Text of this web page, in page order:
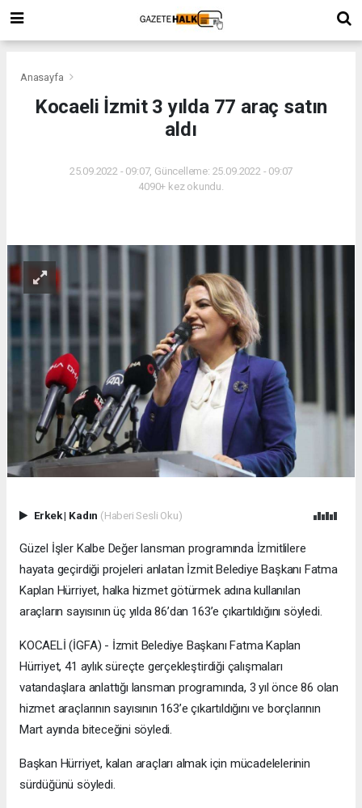
Anasayfa
Kocaeli İzmit 3 yılda 77 araç satın
aldı
25.09.2022 - 09:07, Güncelleme: 25.09.2022 - 09:07
4090+ kez okundu.
Erkek| Kadın (Haberi Sesli Oku)
Güzel İşler Kalbe Değer lansman programında İzmitlilere
hayata geçirdiği projeleri anlatan İzmit Belediye Başkanı Fatma
Kaplan Hürriyet, halka hizmet götürmek adına kullanılan
araçların sayısının üç yılda 86’dan 163’e çıkartıldığını söyledi.
KOCAELİ (İGFA) - İzmit Belediye Başkanı Fatma Kaplan
Hürriyet, 41 aylık süreçte gerçekleştirdiği çalışmaları
vatandaşlara anlattığı lansman programında, 3 yıl önce 86 olan
hizmet araçlarının sayısının 163’e çıkartıldığını ve borçlarının
Mart ayında biteceğini söyledi.
Başkan Hürriyet, kalan araçları almak için mücadelelerinin
sürdüğünü söyledi.